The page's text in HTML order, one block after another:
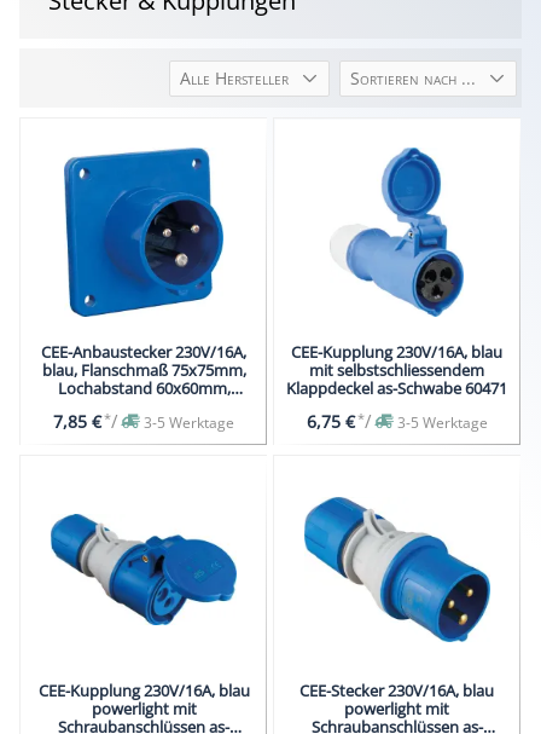
Alle Hersteller Sortieren nach ...
CEE-Anbaustecker 230V/16A,
blau, Flanschmaß 75x75mm,
Lochabstand 60x60mm,
7,85 €*/ 3-5 Werktage
CEE-Kupplung 230V/16A, blau
mit selbstschliessendem
Klappdeckel as-Schwabe 60471
6,75 €*/ 3-5 Werktage
CEE-Kupplung 230V/16A, blau
powerlight mit
Schraubanschlüssen as-
CEE-Stecker 230V/16A, blau
powerlight mit
Schraubanschlüssen as-